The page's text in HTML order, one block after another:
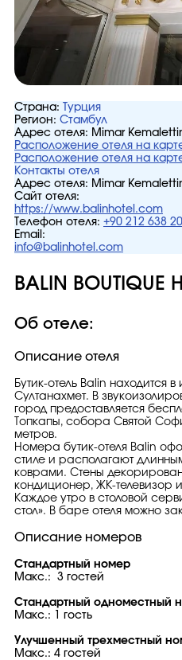
Страна:
Турция
Регион: Стамбул
Адрес отеля: Mimar
Расположение отеля на
Расположение отеля на
Контакты отеля
Адрес отеля: Mimar
Сайт отеля:
https://www.balinhotel.com
Телефон отеля: +90 212 638
Email:
info@balinhotel.com
BALIN BOUTIQUE
Об отеле:
Описание отеля
Бутик-отель Balin находится
Султанахмет. В
город предоставляется
Топкапы, собора Святой
метров.
Номера бутик-отеля Balin
стиле и располагают
коврами. Стены
кондиционер, ЖК-телевизор
Каждое утро в столовой
стол». В баре отеля можно
Описание номеров
Стандартный номер
Макс.: 3 гостей
Стандартный одноместный
Макс.: 1 гость
Улучшенный трехместный
Макс.: 4 гостей